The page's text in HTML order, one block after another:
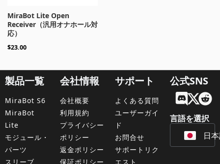
MiraBot Lite Open
Receiver（汎用オナホール対
応）
$23.00
製品一覧
MiraBot S6
MiraBot
Lite
モジュール・
パーツ
スリーブ
会社情報
会社概要
利用規約
プライバシー
ポリシー
返金ポリシー
保証ポリシー
サポート
よくある質問
ユーザーガイ
ド
お問合せ
サポートリク
エスト
公式SNS
言語を選択
日